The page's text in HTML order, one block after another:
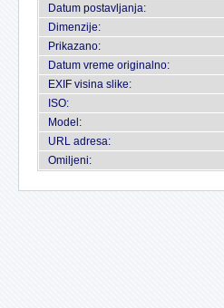
Datum postavljanja:
Dimenzije:
Prikazano:
Datum vreme originalno:
EXIF visina slike:
ISO:
Model:
URL adresa:
Omiljeni: